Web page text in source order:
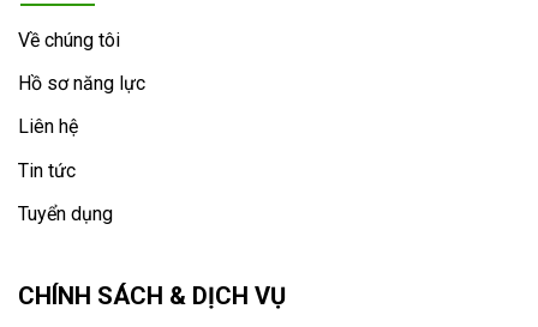
Về chúng tôi
Hồ sơ năng lực
Liên hệ
Tin tức
Tuyển dụng
CHÍNH SÁCH & DỊCH VỤ